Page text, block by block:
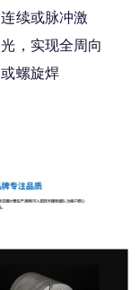
连续或脉冲激
光，实现全周向
或螺旋焊